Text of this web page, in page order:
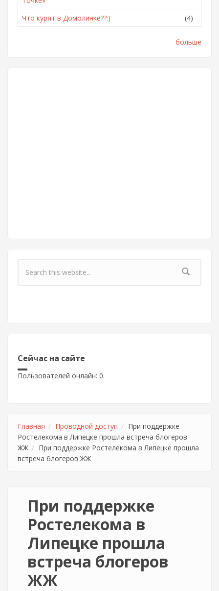
Что курят в Домолинке??:)
(4)
больше
Форма поиска
Сейчас на сайте
Пользователей онлайн: 0.
Главная Проводной доступ
При поддержке
Ростелекома в Липецке прошла встреча блогеров
ЖЖ
При поддержке Ростелекома в Липецке прошла
встреча блогеров ЖЖ
При поддержке
Ростелекома в
Липецке прошла
встреча блогеров
ЖЖ